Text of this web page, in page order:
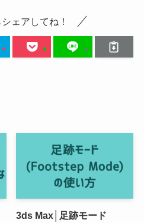
ェアしてね！
3ds Max│足跡モード